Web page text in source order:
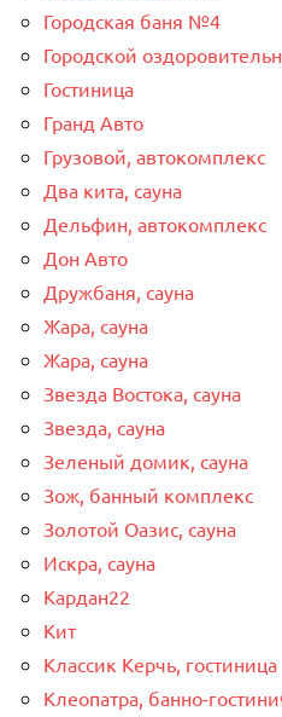
Городская баня №4
Городской
Гостиница
Гранд Авто
Грузовой, автокомплекс
Два кита, сауна
Дельфин, автокомплекс
Дон Авто
Дружбаня, сауна
Жара, сауна
Жара, сауна
Звезда Востока, сауна
Звезда, сауна
Зеленый домик, сауна
Зож, банный комплекс
Золотой Оазис, сауна
Искра, сауна
Кардан22
Кит
Классик Керчь, гостиница
Клеопатра, банно-